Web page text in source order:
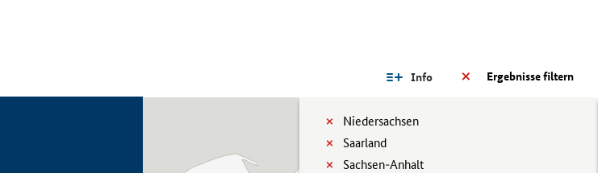
Ergebnisse filtern
Info
Niedersachsen
Saarland
Sachsen-Anhalt